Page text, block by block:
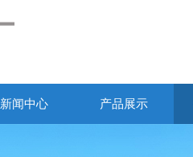
新闻中心 产品展示